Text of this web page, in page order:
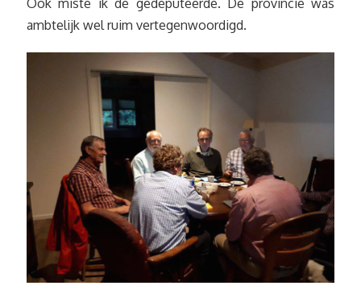
ambtelijk wel ruim vertegenwoordigd.